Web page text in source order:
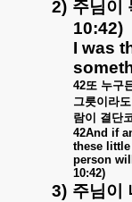
2) 주님이
10:42)
I was
42또 누구
그릇이라도
람이
결단
42And if
these
person
10:42)
3) 주님이